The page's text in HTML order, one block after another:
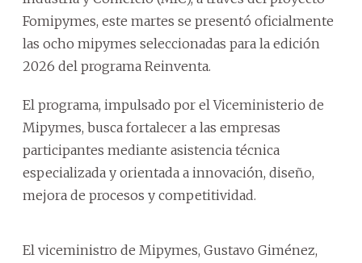
Fomipymes, este martes se presentó oficialmente
las ocho mipymes seleccionadas para la edición
2026 del programa Reinventa.
El programa, impulsado por el Viceministerio de
Mipymes, busca fortalecer a las empresas
participantes mediante asistencia técnica
especializada y orientada a innovación, diseño,
mejora de procesos y competitividad.
El viceministro de Mipymes, Gustavo Giménez,